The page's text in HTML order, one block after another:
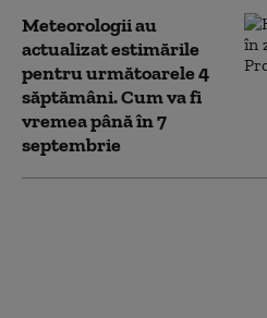
Meteorologii au
actualizat estimările
pentru următoarele 4
săptămâni. Cum va fi
vremea până în 7
septembrie